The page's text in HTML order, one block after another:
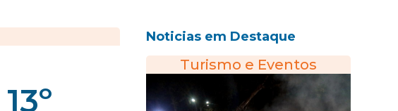
Noticias em Destaque
Turismo e Eventos